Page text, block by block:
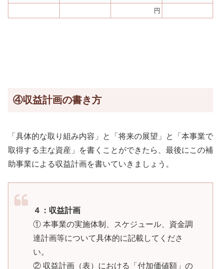
円
④収益計画の書き方
「具体的な取り組み内容」と「将来の展望」と「本事業で
取得する主な資産」を書くことができたら、最後にこの補
助事業による収益計画を書いていきましょう。
４：収益計画
① 本事業の実施体制、スケジュール、資金調
達計画等について具体的に記載してくださ
い。
② 収益計画（表）における「付加価値額」の